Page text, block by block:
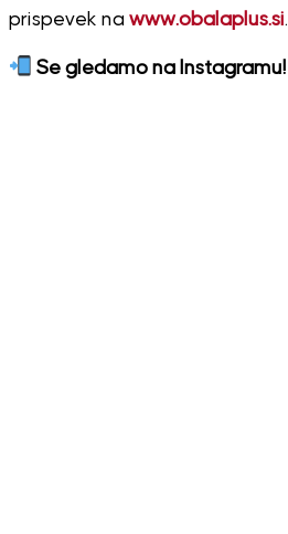
prispevek na www.obalaplus.si.
Se gledamo na Instagramu!